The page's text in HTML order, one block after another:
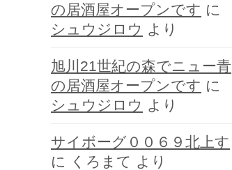
の居酒屋オープンです に
シュウジロウ より
旭川21世紀の森でニュー青
の居酒屋オープンです に
シュウジロウ より
サイボーグ００６９北上す
に
くろまて より